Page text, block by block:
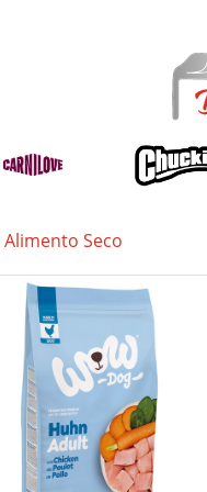
Alimento Seco